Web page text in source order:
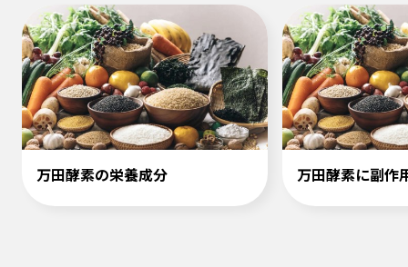
万田酵素の栄養成分 万田酵素に副作